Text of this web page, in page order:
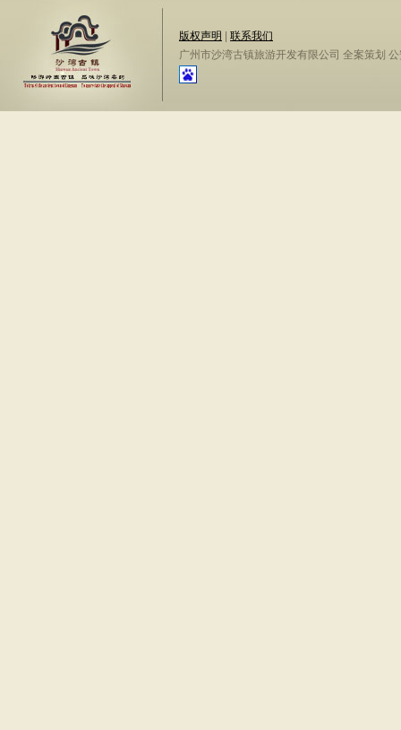
版权声明
联系我们
广州市沙湾古镇旅游开发有限公司 全案策划